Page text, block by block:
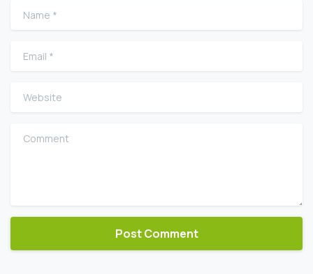
Name
Email
Website
Comment